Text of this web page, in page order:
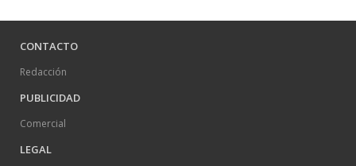
CONTACTO
Redacción
PUBLICIDAD
Comercial
LEGAL